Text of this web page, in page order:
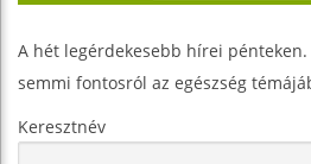
A hét legérdekesebb hírei
semmi fontosról az egészség
Keresztnév